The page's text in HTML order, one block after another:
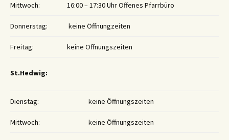
Mittwoch: 16:00 – 17:30 Uhr Offenes Pfarrbüro
Donnerstag: keine Öffnungzeiten
Freitag: keine Öffnungszeiten
St.Hedwig:
Dienstag: keine Öffnungszeiten
Mittwoch: keine Öffnungszeiten